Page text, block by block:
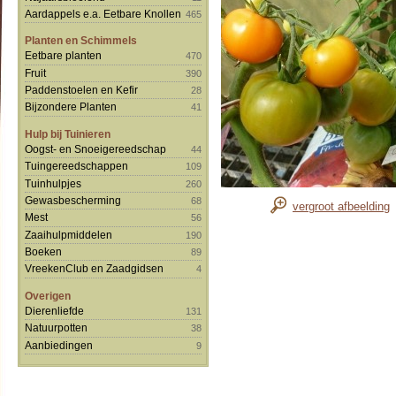
Aardappels e.a. Eetbare Knollen 465
Planten en Schimmels
Eetbare planten
470
Fruit 390
Paddenstoelen en Kefir 28
Bijzondere Planten 41
Hulp bij Tuinieren
Oogst- en Snoeigereedschap
44
Tuingereedschappen 109
Tuinhulpjes 260
Gewasbescherming 68
Mest 56
Zaaihulpmiddelen 190
Boeken 89
VreekenClub en Zaadgidsen 4
Overigen
Dierenliefde
131
Natuurpotten 38
Aanbiedingen 9
vergroot afbeelding